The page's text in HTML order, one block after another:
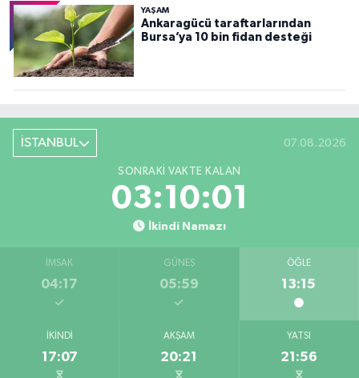
YAŞAM
Ankaragücü taraftarlarından
Bursa’ya 10 bin fidan desteği
İSTANBUL 07.08.2026
SONRAKI VAKTE KALAN
03:09:59
İkindi Namazı
İMSAK
04:17
GÜNEŞ
05:59
ÖĞLE
13:15
İKINDI
17:07
AKŞAM
20:21
YATSI
21:56